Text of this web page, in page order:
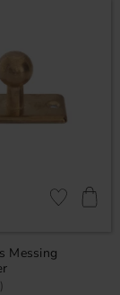
Messing
Gem som